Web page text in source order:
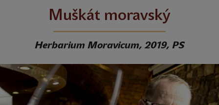
Muškát moravský
Herbarium Moravicum, 2019, PS